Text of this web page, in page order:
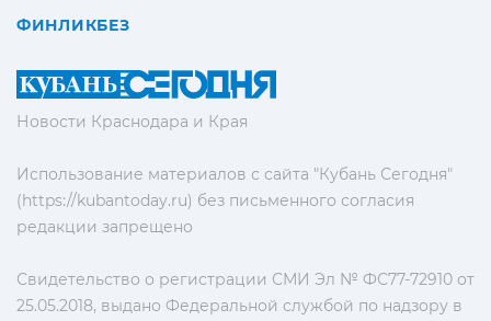
Новости Краснодара и Края
Использование материалов с сайта "Кубань Сегодня"
(https://kubantoday.ru) без письменного согласия
редакции запрещено
Свидетельство о регистрации СМИ Эл № ФС77-72910 от
25.05.2018, выдано Федеральной службой по надзору в
ФИНЛИКБЕЗ